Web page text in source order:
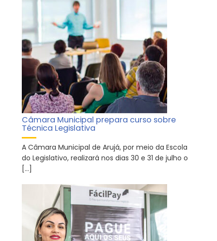
Câmara Municipal prepara curso sobre
Técnica Legislativa
A Câmara Municipal de Arujá, por meio da Escola
do Legislativo, realizará nos dias 30 e 31 de julho o
[…]